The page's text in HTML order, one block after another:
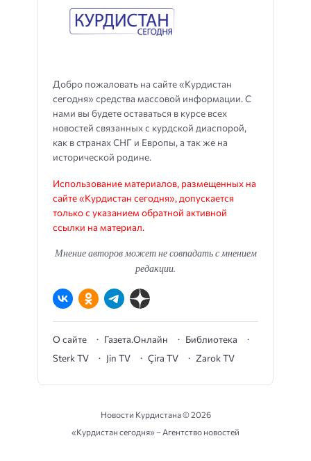
Добро пожаловать на сайте «Курдистан
сегодня» средства массовой информации. С
нами вы будете оставаться в курсе всех
новостей связанных с курдской диаспорой,
как в странах СНГ и Европы, а так же на
исторической родине.
Использование материалов, размещенных на
сайте «Курдистан сегодня», допускается
только с указанием обратной активной
ссылки на материал.
Мнение авторов может не совпадать с мнением
редакции.
О сайте Газета.Онлайн
Библиотека
Sterk TV
Jin TV Çira TV Zarok TV
Новости Курдистана ©2026
«Курдистан сегодня» – Агентство новостей